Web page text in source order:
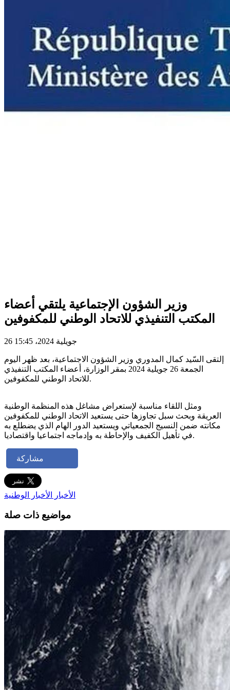
وزير الشؤون الإجتماعية يلتقي أعضاء
المكتب التنفيذي للاتحاد الوطني للمكفوفين
26 جويلية 2024، 15:45
إلتقى السّيد كمال المدوري وزير الشؤون الاجتماعية، بعد ظهر اليوم
الجمعة 26 جويلية 2024 بمقر الوزارة، أعضاء المكتب التنفيذي
للاتحاد الوطني للمكفوفين.
ومثل اللقاء مناسبة لإستعراض مشاغل هذه المنظمة الوطنية
العريقة وبحث سبل تجاوزها حتى يستعيد الاتحاد الوطني للمكفوفين
مكانته ضمن النسيج الجمعياتي ويستعيد الدور الهام الذي يضطلع به
في تأهيل الكفيف والإحاطة به وإدماجه اجتماعيا واقتصاديا.
مشاركة
الأخبار الأخبار الوطنية
مواضيع ذات صلة